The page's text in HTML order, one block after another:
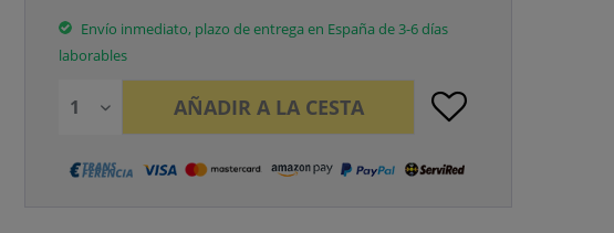
Envío inmediato, plazo de entrega en España de 3-6 días
laborables
AÑADIR A LA CESTA